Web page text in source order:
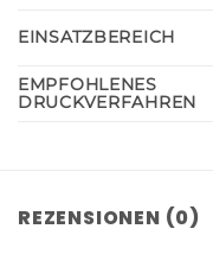
EINSATZBEREICH
EMPFOHLENES
DRUCKVERFAHREN
REZENSIONEN (0)